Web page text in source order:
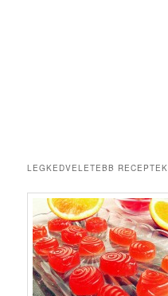
LEGKEDVELETEBB RECEPTEK